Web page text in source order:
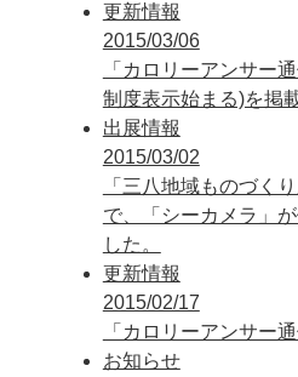
更新情報
2015/03/06
「カロリーアンサー
制度表示始まる)を掲
出展情報
2015/03/02
「三八地域ものづく
で、「シーカメラ」
した。
更新情報
2015/02/17
「カロリーアンサー
お知らせ